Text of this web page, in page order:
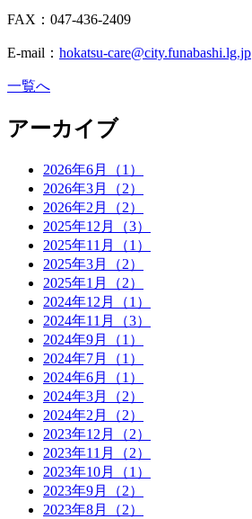
FAX：047-436-2409
E-mail： hokatsu-care@city.funabashi.lg.jp
一覧へ
アーカイブ
2026年6月（1）
2026年3月（2）
2026年2月（2）
2025年12月（3）
2025年11月（1）
2025年3月（2）
2025年1月（2）
2024年12月（1）
2024年11月（3）
2024年9月（1）
2024年7月（1）
2024年6月（1）
2024年3月（2）
2024年2月（2）
2023年12月（2）
2023年11月（2）
2023年10月（1）
2023年9月（2）
2023年8月（2）